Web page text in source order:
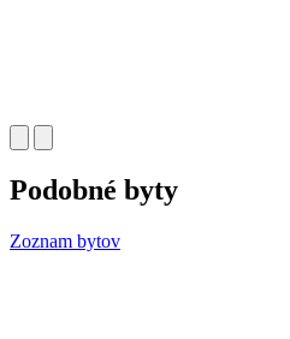
Podobné byty
Zoznam bytov